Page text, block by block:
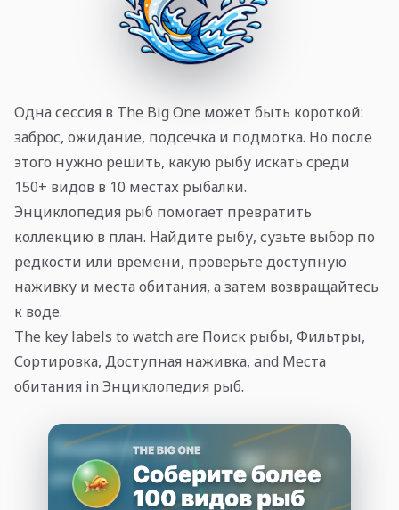
Одна сессия в The Big One может быть короткой:
заброс, ожидание, подсечка и подмотка. Но после
этого нужно решить, какую рыбу искать среди
150+ видов в 10 местах рыбалки.
Энциклопедия рыб помогает превратить
коллекцию в план. Найдите рыбу, сузьте выбор по
редкости или времени, проверьте доступную
наживку и места обитания, а затем возвращайтесь
к воде.
The key labels to watch are Поиск рыбы, Фильтры,
Сортировка, Доступная наживка, and Места
обитания in Энциклопедия рыб.